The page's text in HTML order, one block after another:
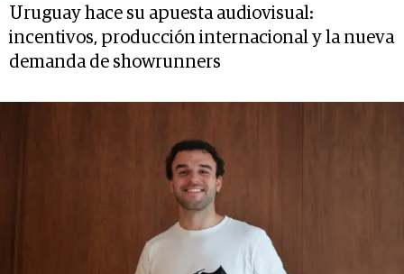
Uruguay hace su apuesta audiovisual:
incentivos, producción internacional y la nueva
demanda de showrunners